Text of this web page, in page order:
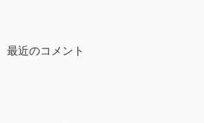
最近のコメント